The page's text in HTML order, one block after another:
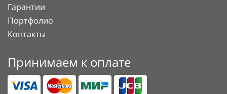
Гарантии
Портфолио
Контакты
Принимаем к оплате